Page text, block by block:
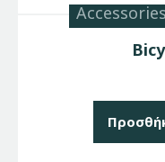
Accessories